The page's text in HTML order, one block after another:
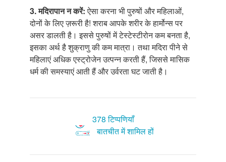
3. मदिरापान न करें:ऐसा करना भी पुरुषों और महिलाओं,
दोनों के लिए ज़रूरी है! शराब आपके शरीर के हार्मोन्स पर
असर डालती है। इससे पुरुषों में टेस्टेस्टीरोन कम बनता है,
इसका अर्थ है शुक्राणु की कम मात्रा। तथा मदिरा पीने से
महिलाएं अधिक एस्ट्रोजेन उत्पन्न करती हैं, जिससे मासिक
धर्म की समस्याएं आती हैं और उर्वरता घट जाती है।
378 टिप्पणियाँ
बातचीत में शामिल हों